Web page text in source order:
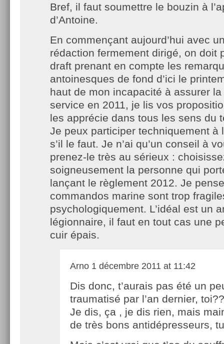
Bref, il faut soumettre le bouzin à
d’Antoine.
En commençant aujourd’hui avec
rédaction fermement dirigé, on doit
draft prenant en compte les
antoinesques de fond d’ici le
haut de mon incapacité à assurer
service en 2011, je lis vos
les apprécie dans tous les sens du
Je peux participer techniquement à
s’il le faut. Je n’ai qu’un conseil à
prenez-le très au sérieux :
soigneusement la personne qui
lançant le règlement 2012. Je
commandos marine sont trop
psychologiquement. L’idéal est un
légionnaire, il faut en tout cas une
cuir épais.
Arno 1 décembre 2011 at 11:42
Dis donc, t’aurais pas été un
traumatisé par l’an dernier, toi??
Je dis, ça , je dis rien, mais
de très bons antidépresseurs,